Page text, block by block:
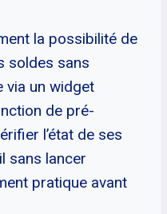
la possibilité de
soldes sans
via un widget
de pré-
l’état de ses
sans lancer
pratique avant